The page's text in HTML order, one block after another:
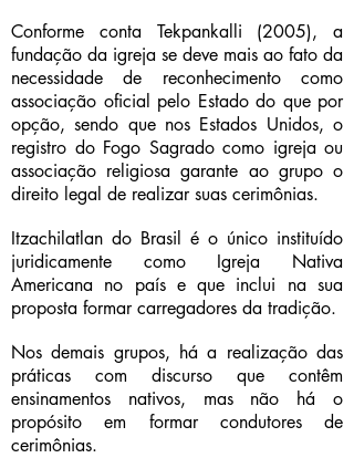
Conforme conta Tekpankalli (2005), a
fundação da igreja se deve mais ao fato da
necessidade de reconhecimento como
associação oficial pelo Estado do que por
opção, sendo que nos Estados Unidos, o
registro do Fogo Sagrado como igreja ou
associação religiosa garante ao grupo o
direito legal de realizar suas cerimônias.
Itzachilatlan do Brasil é o único instituído
juridicamente como Igreja Nativa
Americana no país e que inclui na sua
proposta formar carregadores da tradição.
Nos demais grupos, há a realização das
práticas com discurso que contêm
ensinamentos nativos, mas não há o
propósito em formar condutores de
cerimônias.